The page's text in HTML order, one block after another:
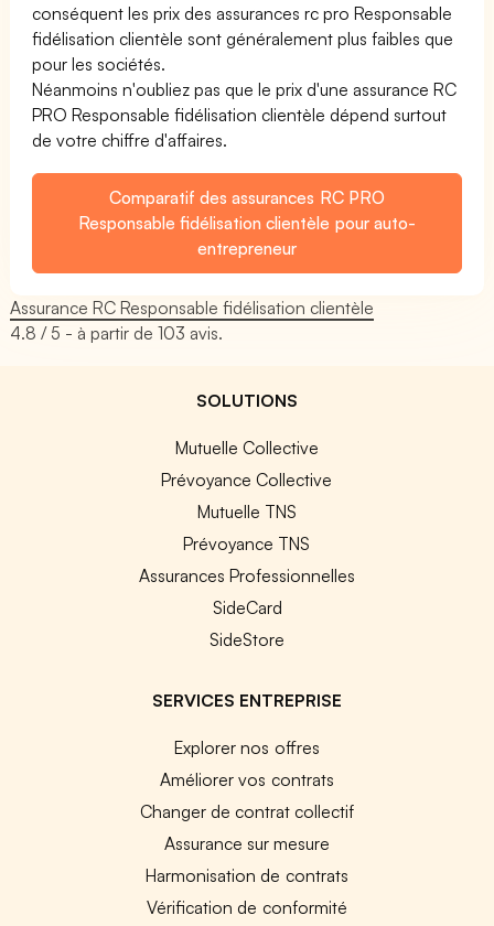
conséquent les prix des assurances rc pro Responsable
fidélisation clientèle sont généralement plus faibles que
pour les sociétés.
Néanmoins n'oubliez pas que le prix d'une assurance RC
PRO Responsable fidélisation clientèle dépend surtout
de votre chiffre d'affaires.
Comparatif des assurances RC PRO
Responsable fidélisation clientèle pour auto-
entrepreneur
Assurance RC Responsable fidélisation clientèle
4.8 / 5 - à partir de103 avis.
SOLUTIONS
Mutuelle Collective
Prévoyance Collective
Mutuelle TNS
Prévoyance TNS
Assurances Professionnelles
SideCard
SideStore
SERVICES ENTREPRISE
Explorer nos offres
Améliorer vos contrats
Changer de contrat collectif
Assurance sur mesure
Harmonisation de contrats
Vérification de conformité